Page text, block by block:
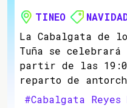
TINEO
La Cabalgata de
Tuña se
partir de las
reparto de
#Cabalgata Reyes